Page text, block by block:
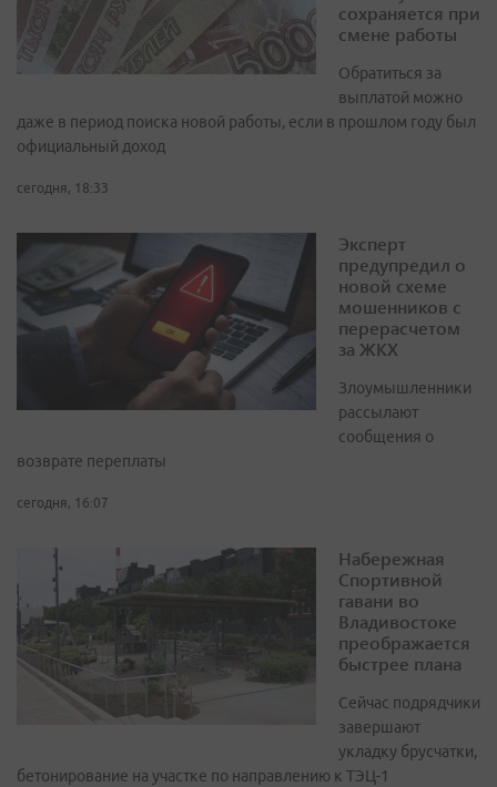
сохраняется при
смене работы
Обратиться за
выплатой можно
даже в период поиска новой работы, если в прошлом году был
официальный доход
сегодня, 18:33
Эксперт
предупредил о
новой схеме
мошенников с
перерасчетом
за ЖКХ
Злоумышленники
рассылают
сообщения о
возврате переплаты
сегодня, 16:07
Набережная
Спортивной
гавани во
Владивостоке
преображается
быстрее плана
Сейчас подрядчики
завершают
укладку брусчатки,
бетонирование на участке по направлению к ТЭЦ-1